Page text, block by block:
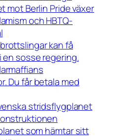
mot Berlin Pride växer
och HBTQ-
kan få
sosse regering.
Du får betala med
stridsflygplanet
som hämtar sitt